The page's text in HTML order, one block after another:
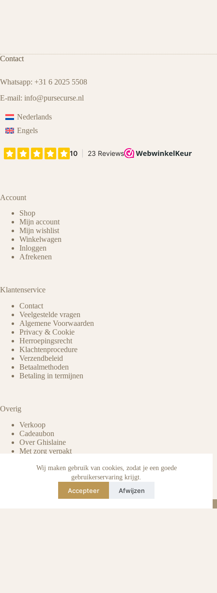
Wij maken gebruik van cookies, zodat je een goede
gebruikerservaring krijgt.
Accepteer Afwijzen
Contact
Whatsapp: +31 6 2025 5508
E-mail: info@pursecurse.nl
Nederlands
Engels
Account
Shop
Mijn account
Mijn wishlist
Winkelwagen
Inloggen
Afrekenen
Klantenservice
Contact
Veelgestelde vragen
Algemene Voorwaarden
Privacy & Cookie
Herroepingsrecht
Klachtenprocedure
Verzendbeleid
Betaalmethoden
Betaling in termijnen
Overig
Verkoop
Cadeaubon
Over Ghislaine
Met zorg verpakt
Verzorging & onderhoud
Echtheid van reviews